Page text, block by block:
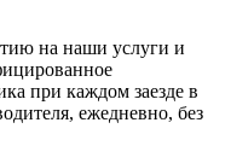
на наши услуги и
при каждом заезде в
ежедневно, без